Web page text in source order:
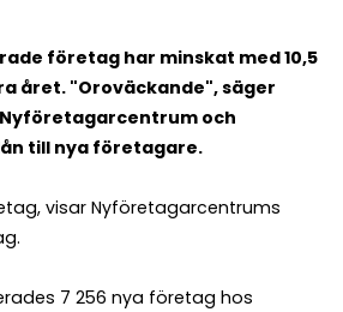
företag har minskat med 10,5
året. "Oroväckande", säger
och
till nya företagare.
visar Nyföretagarcentrums
7 256 nya företag hos